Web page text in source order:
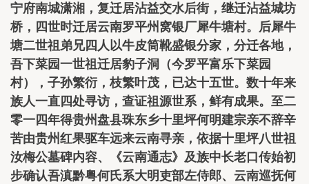
宁府南城潇湘，复迁居沾益交水后街，继迁沾益城坊
桥，四世时迁居云南罗平州窝银厂犀牛塘村。后犀牛
塘二世祖弟兄四人以牛皮筒靴盛银分家，分迁各地，
吾下菜园一世祖迁居豹子洞（今罗平富乐下菜园
村），子孙繁衍，枝繁叶茂，已达十五世。数十年来
族人一直四处寻访，查证祖源世系，鲜有成果。至二
零一四年得贵州盘县珠东乡十里坪何明建宗亲不辞辛
苦由贵州红果驱车远来云南寻亲，依据十里坪八世祖
汝梅公墓碑内容、《云南通志》及族中长老口传始初
步确认吾滇黔粤何氏系大明吏部左侍郎、云南巡抚何